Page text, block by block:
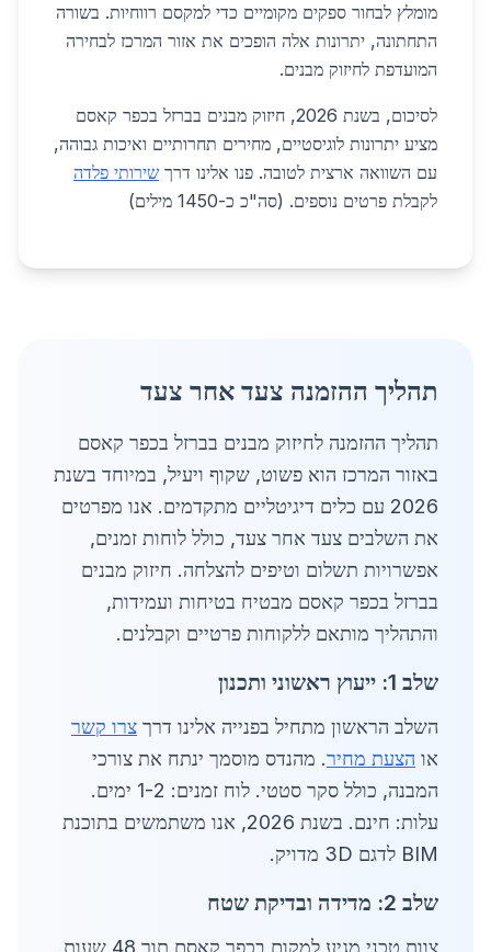
מומלץ לבחור ספקים מקומיים כדי למקסם רווחיות. בשורה
התחתונה, יתרונות אלה הופכים את אזור המרכז לבחירה
המועדפת לחיזוק מבנים.
לסיכום, בשנת 2026, חיזוק מבנים בברזל בכפר קאסם
מציע יתרונות לוגיסטיים, מחירים תחרותיים ואיכות גבוהה,
עם השוואה ארצית לטובה. פנו אלינו דרך שירותי פלדה
לקבלת פרטים נוספים. (סה"כ כ-1450 מילים)
תהליך ההזמנה צעד אחר צעד
תהליך ההזמנה לחיזוק מבנים בברזל בכפר קאסם
באזור המרכז הוא פשוט, שקוף ויעיל, במיוחד בשנת
2026 עם כלים דיגיטליים מתקדמים. אנו מפרטים
את השלבים צעד אחר צעד, כולל לוחות זמנים,
אפשרויות תשלום וטיפים להצלחה. חיזוק מבנים
בברזל בכפר קאסם מבטיח בטיחות ועמידות,
והתהליך מותאם ללקוחות פרטיים וקבלנים.
שלב 1: ייעוץ ראשוני ותכנון
השלב הראשון מתחיל בפנייה אלינו דרך צרו קשר
או הצעת מחיר. מהנדס מוסמך ינתח את צורכי
המבנה, כולל סקר סטטי. לוח זמנים: 1-2 ימים.
עלות: חינם. בשנת 2026, אנו משתמשים בתוכנת
BIM לדגם 3D מדויק.
שלב 2: מדידה ובדיקת שטח
צוות טכני מגיע למקום בכפר קאסם תוך 48 שעות.